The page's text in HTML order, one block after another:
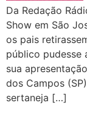
Da Redação
Show em São
os pais
público pudesse
sua
dos Campos
sertaneja […]